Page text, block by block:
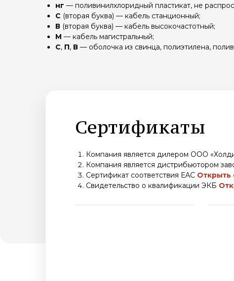
нг — поливинилхлоридный пластикат, не
С (вторая буква) — кабель станционный;
В (вторая буква) — кабель высокочастотный;
М — кабель магистральный;
С, П, В — оболочка из свинца, полиэтилена,
Сертификаты
Компания является дилером ООО
Компания является дистрибьютором
Сертификат соответствия ЕАС Открыть
Свидетельство о квалификации ЭКБ